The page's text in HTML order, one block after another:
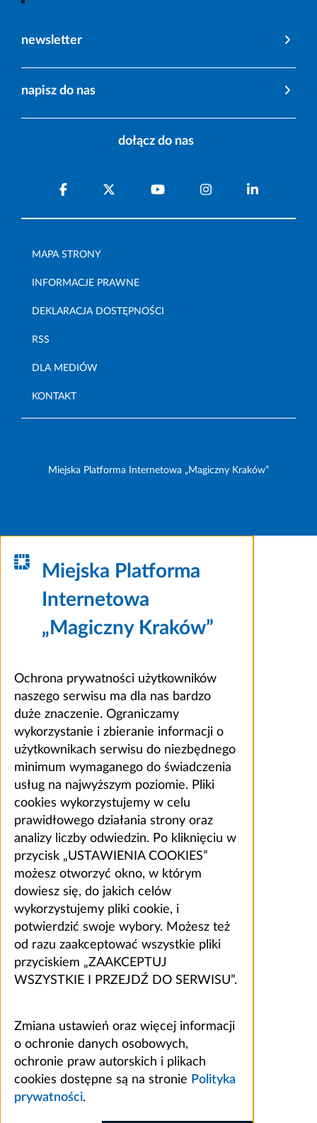
newsletter
napisz do nas
dołącz do nas
MAPA STRONY
INFORMACJE PRAWNE
DEKLARACJA DOSTĘPNOŚCI
RSS
DLA MEDIÓW
KONTAKT
Miejska Platforma Internetowa „Magiczny Kraków”
Miejska Platforma
Internetowa
„Magiczny Kraków”
Ochrona prywatności użytkowników
naszego serwisu ma dla nas bardzo
duże znaczenie. Ograniczamy
wykorzystanie i zbieranie informacji o
użytkownikach serwisu do niezbędnego
minimum wymaganego do świadczenia
usług na najwyższym poziomie. Pliki
cookies wykorzystujemy w celu
prawidłowego działania strony oraz
analizy liczby odwiedzin. Po kliknięciu w
przycisk „USTAWIENIA COOKIES”
możesz otworzyć okno, w którym
dowiesz się, do jakich celów
wykorzystujemy pliki cookie, i
potwierdzić swoje wybory. Możesz też
od razu zaakceptować wszystkie pliki
przyciskiem „ZAAKCEPTUJ
WSZYSTKIE I PRZEJDŹ DO SERWISU”.
Zmiana ustawień oraz więcej informacji
o ochronie danych osobowych,
ochronie praw autorskich i plikach
cookies dostępne są na stronie Polityka
prywatności.